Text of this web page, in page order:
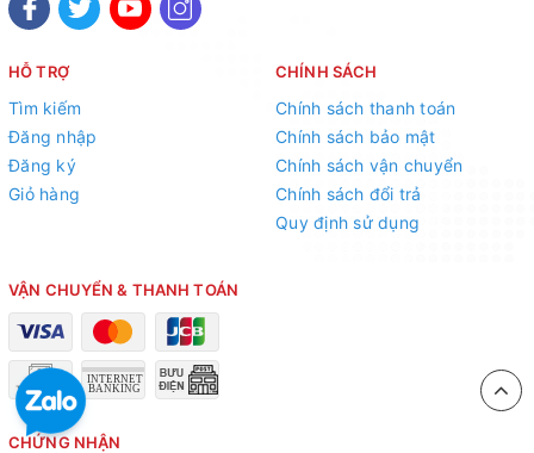
HỖ TRỢ
Tìm kiếm
Đăng nhập
Đăng ký
Giỏ hàng
CHÍNH SÁCH
Chính sách thanh toán
Chính sách bảo mật
Chính sách vận chuyển
Chính sách đổi trả
Quy định sử dụng
VẬN CHUYỂN & THANH TOÁN
CHỨNG NHẬN